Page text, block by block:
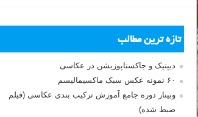
تازه ترین مطالب
دیپتیک و جاکستا‌پوزیشن در عکاسی
۶۰ نمونه عکس سبک ماکسیمالیسم
وبینار دوره جامع آموزش ترکیب بندی عکاسی (فیلم
ضبط شده)